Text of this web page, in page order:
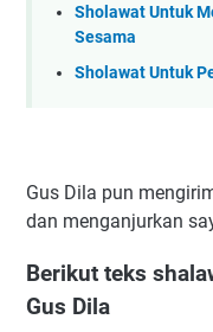
Sholawat Untuk
Sesama
Sholawat Untuk
Gus Dila pun
dan menganjurkan
Berikut teks
Gus Dila